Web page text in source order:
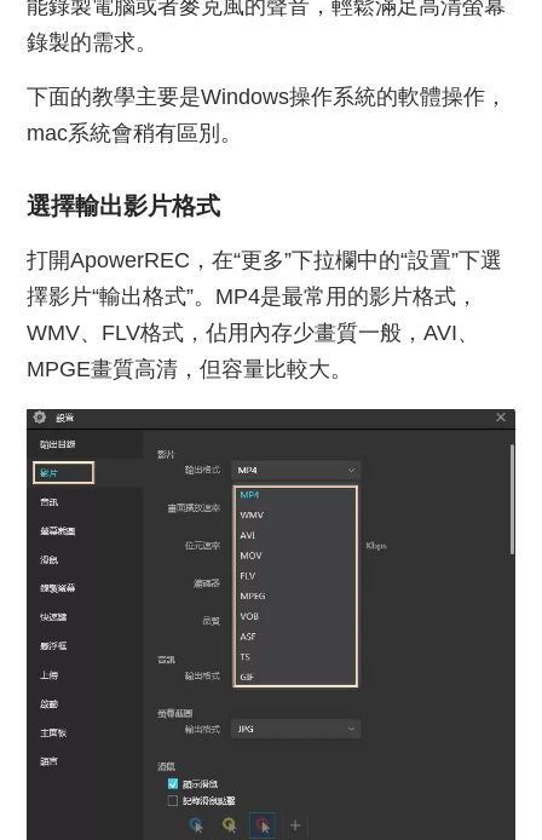
能錄製電腦或者麥克風的聲音，輕鬆滿足高清螢幕
錄製的需求。
下面的教學主要是Windows操作系統的軟體操作，
mac系統會稍有區別。
選擇輸出影片格式
打開ApowerREC，在“更多”下拉欄中的“設置”下選
擇影片“輸出格式”。MP4是最常用的影片格式，
WMV、FLV格式，佔用內存少畫質一般，AVI、
MPGE畫質高清，但容量比較大。